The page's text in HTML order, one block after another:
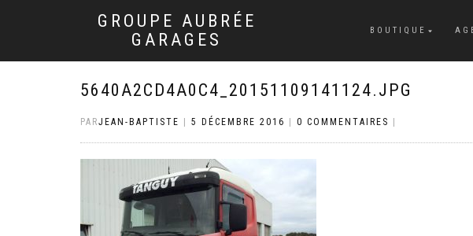
GROUPE AUBRÉE
GARAGES
BOUTIQUE
5640A2CD4A0C4_20151109141124.JPG
PARJEAN-BAPTISTE 5 DÉCEMBRE 2016 0 COMMENTAIRES